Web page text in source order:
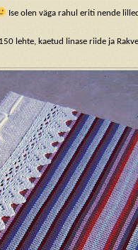
Ise olen väga rahul eriti nende
lehte, kaetud linase riide ja